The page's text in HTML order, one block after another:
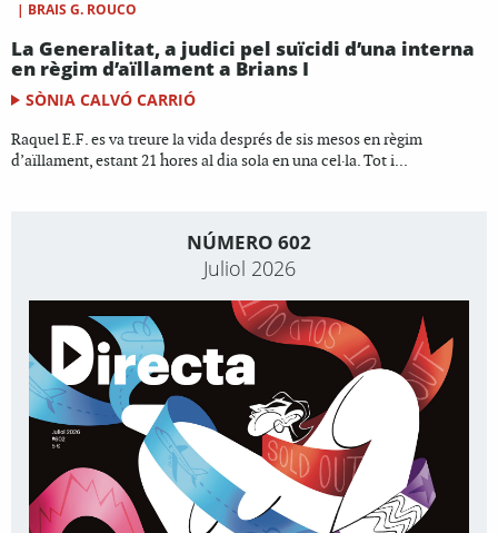
| BRAIS G. ROUCO
La Generalitat, a judici pel suïcidi d’una interna
en règim d’aïllament a Brians I
SÒNIA CALVÓ CARRIÓ
Raquel E.F. es va treure la vida després de sis mesos en règim
d’aïllament, estant 21 hores al dia sola en una cel·la. Tot i...
NÚMERO 602
Juliol 2026